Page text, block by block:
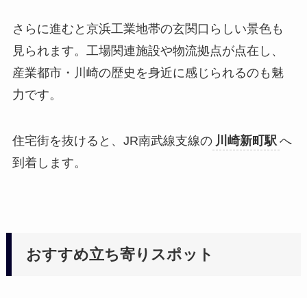
さらに進むと京浜工業地帯の玄関口らしい景色も
見られます。工場関連施設や物流拠点が点在し、
産業都市・川崎の歴史を身近に感じられるのも魅
力です。
住宅街を抜けると、JR南武線支線の 川崎新町駅 へ
到着します。
おすすめ立ち寄りスポット